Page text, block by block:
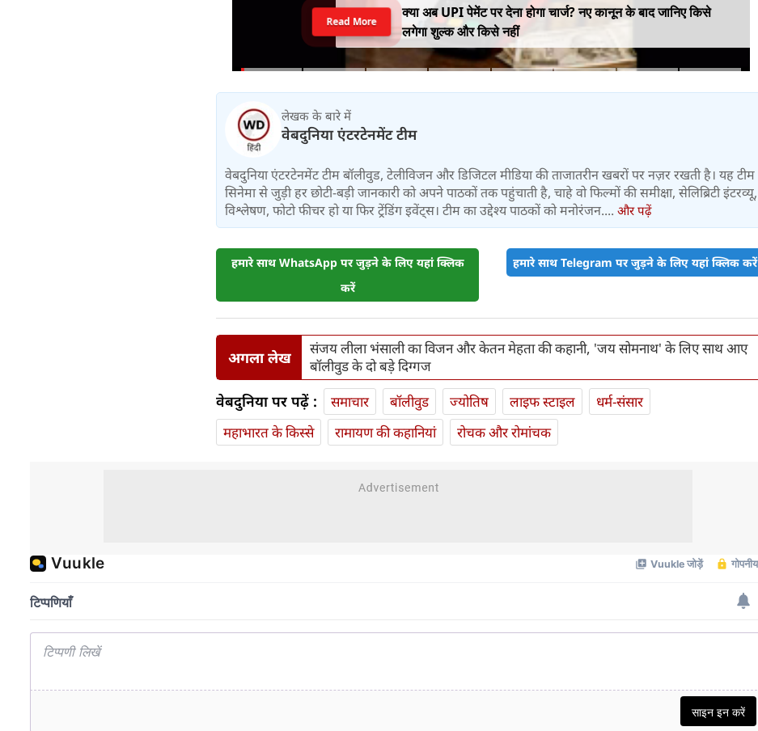
क्या अब UPI पेमेंट पर देना होगा चार्ज? नए कानून के बाद जानिए किसे
लगेगा शुल्क और किसे नहीं
Read More
लेखक के बारे में
वेबदुनिया एंटरटेनमेंट टीम
वेबदुनिया एंटरटेनमेंट टीम बॉलीवुड, टेलीविजन और डिजिटल मीडिया की ताजातरीन खबरों पर नज़र रखती है। यह टीम
सिनेमा से जुड़ी हर छोटी-बड़ी जानकारी को अपने पाठकों तक पहुंचाती है, चाहे वो फिल्मों की समीक्षा, सेलिब्रिटी इंटरव्यू,
विश्लेषण, फोटो फीचर हो या फिर ट्रेंडिंग इवेंट्स। टीम का उद्देश्य पाठकों को मनोरंजन.... और पढ़ें
हमारे साथ WhatsApp पर जुड़ने के लिए यहां क्लिक
करें
हमारे साथ Telegram पर जुड़ने के लिए यहां क्लिक करें
अगला लेख
संजय लीला भंसाली का विजन और केतन मेहता की कहानी, 'जय सोमनाथ' के लिए साथ आए
बॉलीवुड के दो बड़े दिग्गज
वेबदुनिया पर पढ़ें : समाचार बॉलीवुड ज्योतिष लाइफ स्‍टाइल
धर्म-संसार
महाभारत के किस्से
रामायण की कहानियां रोचक और रोमांचक